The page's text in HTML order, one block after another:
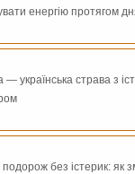
енергію протягом
українська страва з
без істерик: як